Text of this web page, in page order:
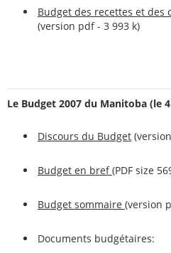
Budget des recettes et des
(version pdf - 3 993 k)
Le Budget 2007 du Manitoba (le
Discours du Budget
Budget en bref(PDF size
Budget sommaire (version
Documents budgétaires: